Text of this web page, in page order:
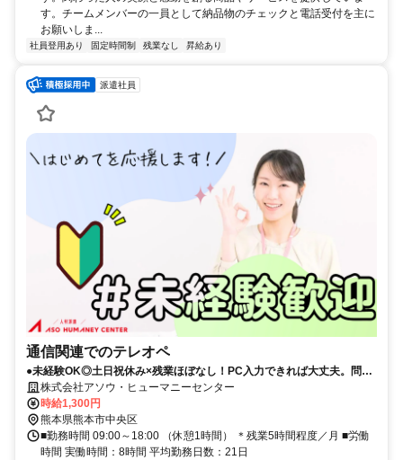
す。チームメンバーの一員として納品物のチェックと電話受付を主に
お願いしま...
社員登用あり 固定時間制 残業なし 昇給あり
派遣社員
通信関連でのテレオペ
●未経験OK◎土日祝休み×残業ほぼなし！PC入力できれば大丈夫。問い
合わせに関する回答連絡がメイン！●電停やバス停すぐの好立地！お仕
事終わりの予定やお買い物にもベンリ♪●少人数チームだからこその「手
厚いフォロー」が魅力。安心してお仕事を進められます♪
株式会社アソウ・ヒューマニーセンター
時給1,300円
熊本県熊本市中央区
■勤務時間 09:00～18:00 （休憩1時間） ＊残業5時間程度／月 ■労働
時間 実働時間：8時間 平均勤務日数：21日